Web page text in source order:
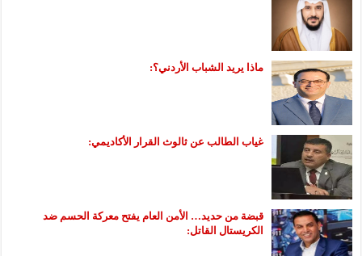
ماذا يريد الشباب الأردني؟:
غياب الطالب عن ثالوث القرار الأكاديمي:
قبضة من حديد… الأمن العام يفتح معركة الحسم ضد
الكريستال القاتل: